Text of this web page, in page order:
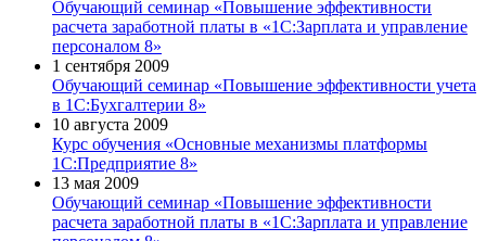
Обучающий семинар «Повышение эффективности
расчета заработной платы в «1С:Зарплата и управление
персоналом 8»
1 сентября 2009
Обучающий семинар «Повышение эффективности учета
в 1С:Бухгалтерии 8»
10 августа 2009
Курс обучения «Основные механизмы платформы
1С:Предприятие 8»
13 мая 2009
Обучающий семинар «Повышение эффективности
расчета заработной платы в «1С:Зарплата и управление